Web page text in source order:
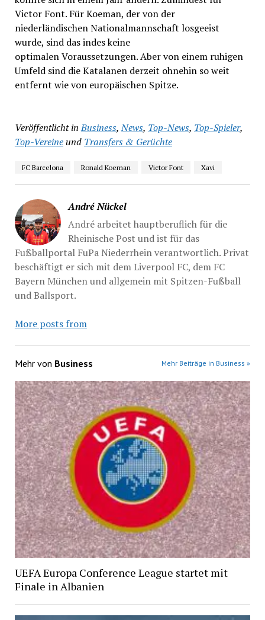
Victor Font. Für Koeman, der von der
niederländischen Nationalmannschaft losgeeist
wurde, sind das indes keine
optimalen Voraussetzungen. Aber von einem ruhigen
Umfeld sind die Katalanen derzeit ohnehin so weit
entfernt wie von europäischen Spitze.
Veröffentlicht in Business,News, Top-News, Top-Spieler,
Top-Vereineund Transfers & Gerüchte
FC Barcelona Ronald Koeman Victor Font Xavi
André Nückel
André arbeitet hauptberuflich für die
Rheinische Post und ist für das
Fußballportal FuPa Niederrhein verantwortlich. Privat
beschäftigt er sich mit dem Liverpool FC, dem FC
Bayern München und allgemein mit Spitzen-Fußball
und Ballsport.
More posts from
Mehr von Business Mehr Beiträge in Business »
UEFA Europa Conference League startet mit
Finale in Albanien